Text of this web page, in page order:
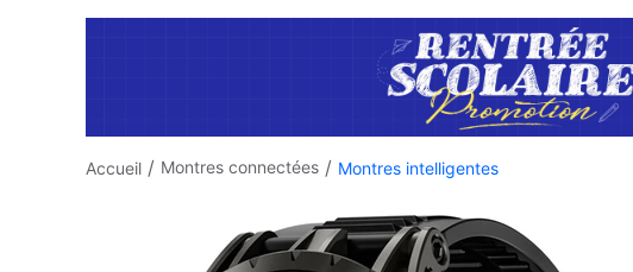
Accueil / Montres connectées / Montres intelligentes